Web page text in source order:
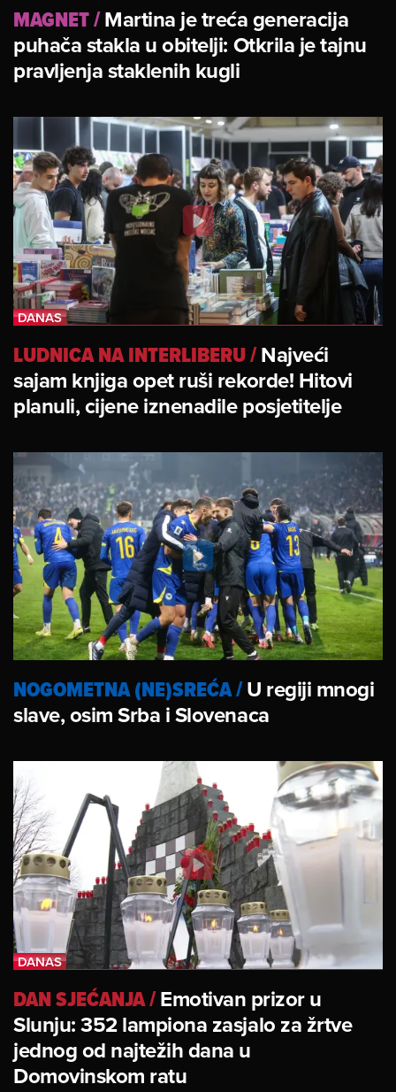
MAGNET/Martina je treća generacija
puhača stakla u obitelji: Otkrila je tajnu
pravljenja staklenih kugli
LUDNICA NA INTERLIBERU/Najveći
sajam knjiga opet ruši rekorde! Hitovi
planuli, cijene iznenadile posjetitelje
NOGOMETNA (NE)SREĆA/U regiji mnogi
slave, osim Srba i Slovenaca
DAN SJEĆANJA/Emotivan prizor u
Slunju: 352 lampiona zasjalo za žrtve
jednog od najtežih dana u
Domovinskom ratu